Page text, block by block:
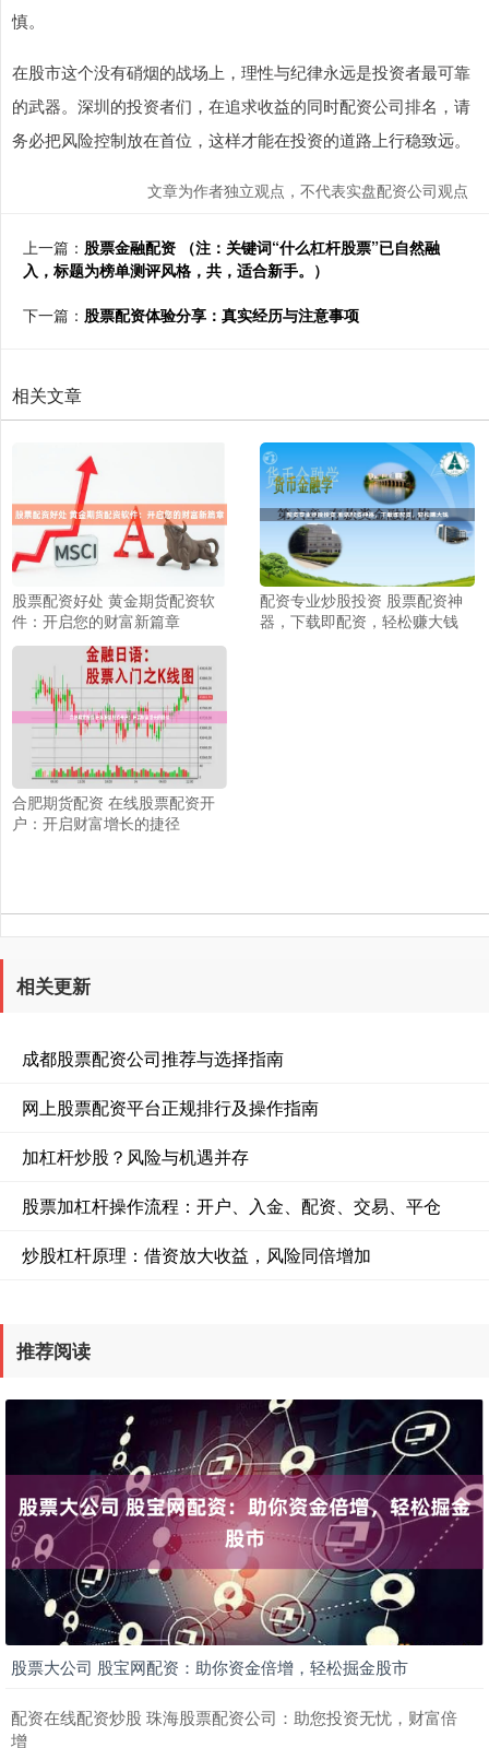
慎。
在股市这个没有硝烟的战场上，理性与纪律永远是投资者最可靠
的武器。深圳的投资者们，在追求收益的同时配资公司排名，请
务必把风险控制放在首位，这样才能在投资的道路上行稳致远。
文章为作者独立观点，不代表实盘配资公司观点
上一篇： 股票金融配资 （注：关键词“什么杠杆股票”已自然融
入，标题为榜单测评风格，共，适合新手。）
下一篇： 股票配资体验分享：真实经历与注意事项
相关文章
股票配资好处 黄金期货配资软
件：开启您的财富新篇章
配资专业炒股投资 股票配资神
器，下载即配资，轻松赚大钱
合肥期货配资 在线股票配资开
户：开启财富增长的捷径
相关更新
成都股票配资公司推荐与选择指南
网上股票配资平台正规排行及操作指南
加杠杆炒股？风险与机遇并存
股票加杠杆操作流程：开户、入金、配资、交易、平仓
炒股杠杆原理：借资放大收益，风险同倍增加
推荐阅读
股票大公司 股宝网配资：助你资金倍增，轻松掘金股市
配资在线配资炒股 珠海股票配资公司：助您投资无忧，财富倍
增